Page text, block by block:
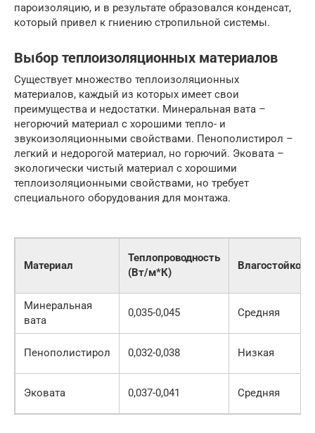
пароизоляцию, и в результате образовался конденсат,
который привел к гниению стропильной системы.
Выбор теплоизоляционных материалов
Существует множество теплоизоляционных
материалов, каждый из которых имеет свои
преимущества и недостатки. Минеральная вата –
негорючий материал с хорошими тепло- и
звукоизоляционными свойствами. Пенополистирол –
легкий и недорогой материал, но горючий. Эковата –
экологически чистый материал с хорошими
теплоизоляционными свойствами, но требует
специального оборудования для монтажа.
Материал
Теплопроводность
(Вт/м*К)
Минеральная
вата
0,035-0,045 Средняя
Пенополистирол 0,032-0,038 Низкая
Эковата 0,037-0,041 Средняя